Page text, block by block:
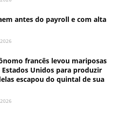
antes do payroll e com alta
francês levou mariposas
Estados Unidos para produzir
escapou do quintal de sua